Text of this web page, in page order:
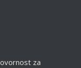
za